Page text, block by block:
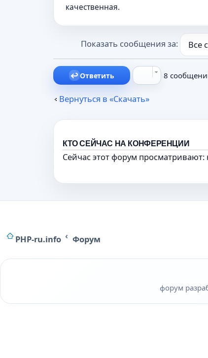
о
с
е
н
и
е
качественная.
Показать сообщения за:
Ответить 8
Вернуться в «Скачать»
КТО СЕЙЧАС НА КОНФЕРЕНЦИИ
Сейчас этот форум
PHP-ru.info Форум
форум